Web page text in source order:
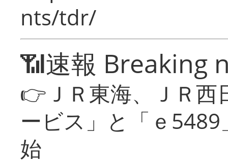
nts/tdr/
📶速報 Breaking
👉ＪＲ東海、ＪＲ
ービス」と「ｅ
始